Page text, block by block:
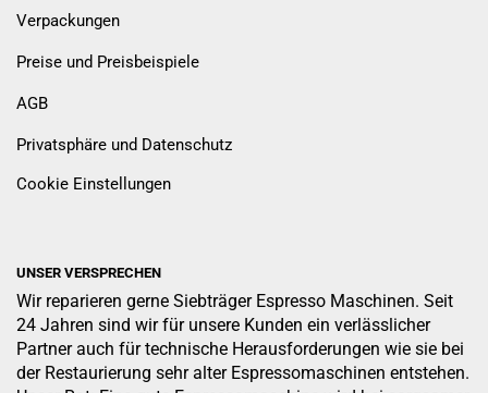
Verpackungen
Preise und Preisbeispiele
AGB
Privatsphäre und Datenschutz
Cookie Einstellungen
UNSER VERSPRECHEN
Wir reparieren gerne Siebträger Espresso Maschinen. Seit
24 Jahren sind wir für unsere Kunden ein verlässlicher
Partner auch für technische Herausforderungen wie sie bei
der Restaurierung sehr alter Espressomaschinen entstehen.